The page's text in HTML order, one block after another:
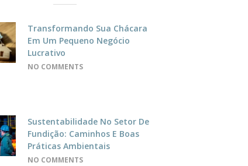
Transformando Sua Chácara
Em Um Pequeno Negócio
Lucrativo
NO COMMENTS
Sustentabilidade No Setor De
Fundição: Caminhos E Boas
Práticas Ambientais
NO COMMENTS